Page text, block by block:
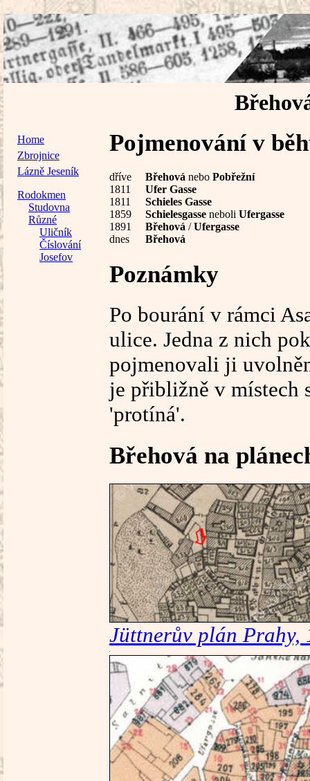
Home
Zbrojnice
Lázně Jeseník
Rodokmen
Studovna
Různé
Uličník
Číslování
Josefov
Pojmenování v
dříve Břehová nebo Pobřežní
1811
Ufer Gasse
1811
Schieles Gasse
1859
Schielesgasse neboli Ufergasse
1891
Břehová /Ufergasse
dnes
Břehová
Poznámky
Po bourání v rámci
ulice. Jedna z nich
pojmenovali ji
je přibližně v místech
'protíná'.
Břehová na
Jüttnerův plán Prahy,